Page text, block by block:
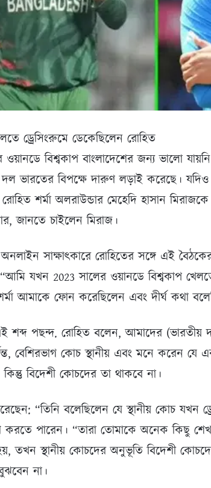
ড্রেসিংরুমে ডেকেছিলেন রোহিত
বিশ্বকাপ বাংলাদেশের জন্য ভালো
ভারতের বিপক্ষে দারুণ লড়াই করেছে।
শর্মা অলরাউন্ডার মেহেদি হাসান
জানতে চাইলেন মিরাজ।
সাক্ষাৎকারে রোহিতের সঙ্গে এই
যখন 2023 সালের ওয়ানডে বিশ্বকাপ
আমাকে ফোন করেছিলেন এবং দীর্ঘ কথা
শব্দ পছন্দ. রোহিত বলেন, আমাদের (ভারতীয়
বেশিরভাগ কোচ স্থানীয় এবং মনে করেন যে
বিদেশী কোচদের তা থাকবে না।
“তিনি বলেছিলেন যে স্থানীয় কোচ
পারেন। “তারা তোমাকে অনেক কিছু
তখন স্থানীয় কোচদের অনুভূতি বিদেশী
না।